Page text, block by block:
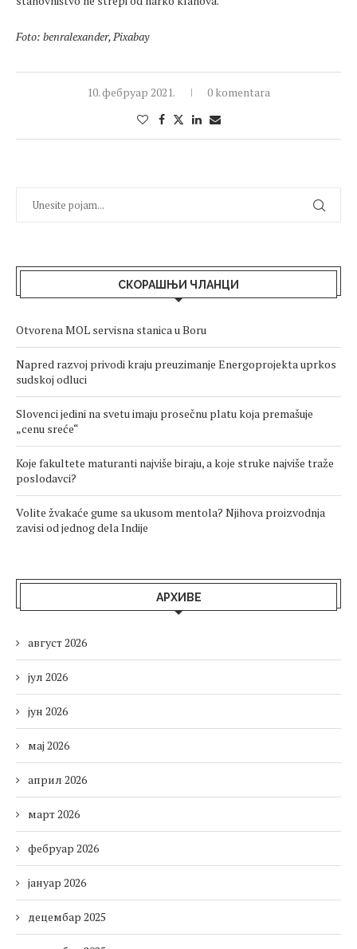
Foto: benralexander, Pixabay
10. фебруар 2021. 0 komentara
СКОРАШЊИ ЧЛАНЦИ
Otvorena MOL servisna stanica u Boru
Napred razvoj privodi kraju preuzimanje Energoprojekta uprkos
sudskoj odluci
Slovenci jedini na svetu imaju prosečnu platu koja premašuje
„cenu sreće“
Koje fakultete maturanti najviše biraju, a koje struke najviše traže
poslodavci?
Volite žvakaće gume sa ukusom mentola? Njihova proizvodnja
zavisi od jednog dela Indije
АРХИВЕ
август 2026
јул 2026
јун 2026
мај 2026
април 2026
март 2026
фебруар 2026
јануар 2026
децембар 2025